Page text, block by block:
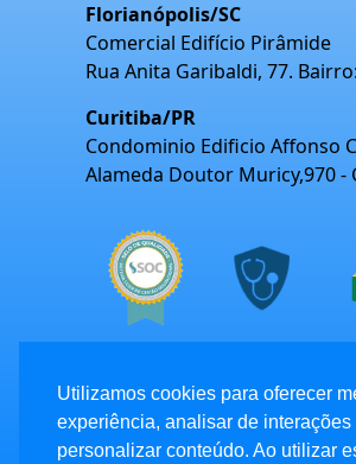
Florianópolis/SC
Comercial Edifício Pirâmide
Rua Anita Garibaldi, 77.
Curitiba/PR
Condominio Edificio Affonso
Alameda Doutor Muricy,970 -
Utilizamos cookies para oferecer
experiência, analisar de interações
personalizar conteúdo. Ao utilizar